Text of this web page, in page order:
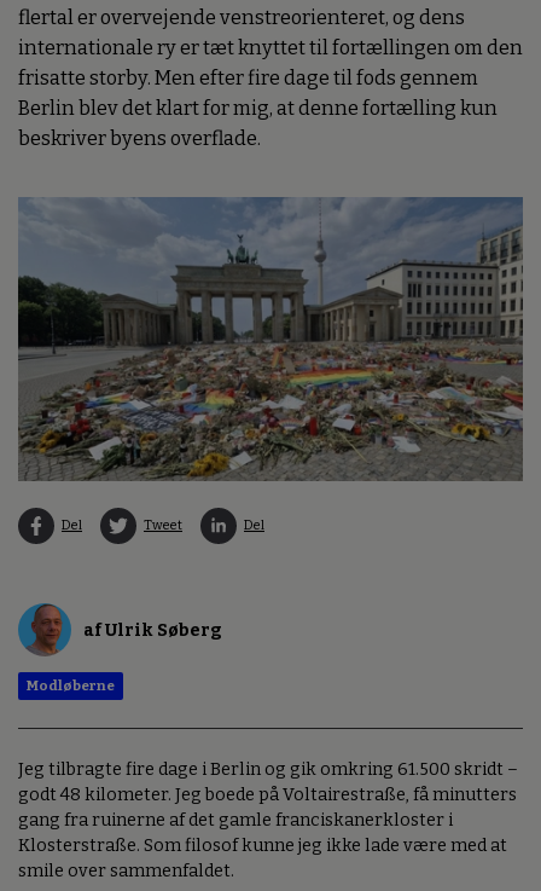
flertal er overvejende venstreorienteret, og dens
internationale ry er tæt knyttet til fortællingen om den
frisatte storby. Men efter fire dage til fods gennem
Berlin blev det klart for mig, at denne fortælling kun
beskriver byens overflade.
Del Tweet Del
af Ulrik Søberg
Modløberne
Jeg tilbragte fire dage i Berlin og gik omkring 61.500 skridt –
godt 48 kilometer. Jeg boede på Voltairestraße, få minutters
gang fra ruinerne af det gamle franciskanerkloster i
Klosterstraße. Som filosof kunne jeg ikke lade være med at
smile over sammenfaldet.